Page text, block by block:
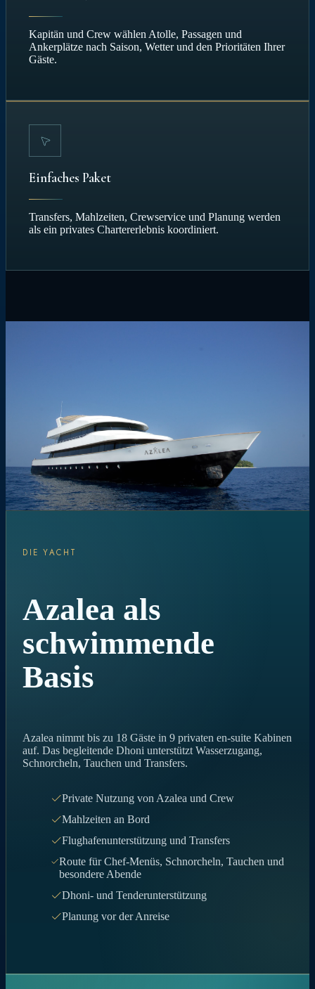
Kapitän und Crew wählen Atolle, Passagen und
Ankerplätze nach Saison, Wetter und den Prioritäten Ihrer
Gäste.
Einfaches Paket
Transfers, Mahlzeiten, Crewservice und Planung werden
als ein privates Chartererlebnis koordiniert.
DIE YACHT
Azalea als
schwimmende
Basis
Azalea nimmt bis zu 18 Gäste in 9 privaten en-suite Kabinen
auf. Das begleitende Dhoni unterstützt Wasserzugang,
Schnorcheln, Tauchen und Transfers.
Private Nutzung von Azalea und Crew
Mahlzeiten an Bord
Flughafenunterstützung und Transfers
Route für Chef-Menüs, Schnorcheln, Tauchen und
besondere Abende
Dhoni- und Tenderunterstützung
Planung vor der Anreise